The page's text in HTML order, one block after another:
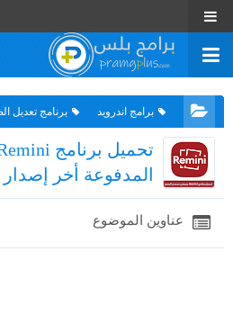
برامج اندرويد برنامج تعديل
المدفوعة أخر إصدار 2026 مجانا
عناوين الموضوع